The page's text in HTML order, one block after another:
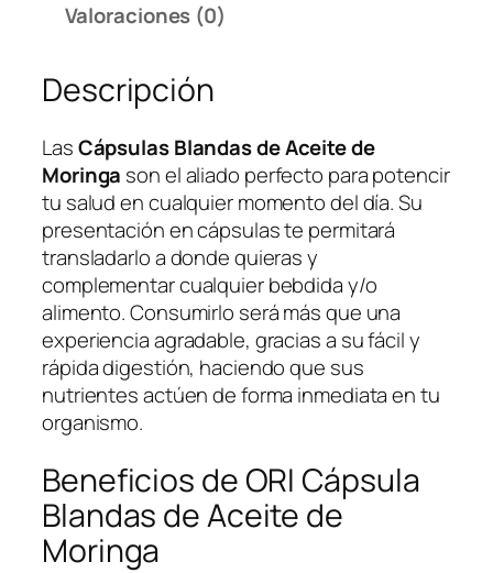
l
a
n
d
a
s
d
e
A
c
e
i
t
e
d
e
M
o
Valoraciones (0)
Descripción
LasCápsulas Blandas de Aceite de
Moringa son el aliado perfecto para potencir
tu salud en cualquier momento del día. Su
presentación en cápsulas te permitará
transladarlo a donde quieras y
complementar cualquier bebdida y/o
alimento. Consumirlo será más que una
experiencia agradable, gracias a su fácil y
rápida digestión, haciendo que sus
nutrientes actúen de forma inmediata en tu
organismo.
Beneficios de ORI Cápsula
Blandas de Aceite de
Moringa